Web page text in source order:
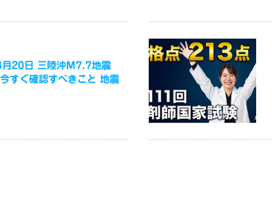
月20日 三陸沖M7.7地震
すぐ確認すべきこと 地震